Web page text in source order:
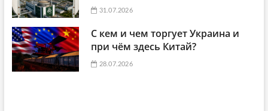
31.07.2026
С кем и чем торгует Украина и
при чём здесь Китай?
28.07.2026